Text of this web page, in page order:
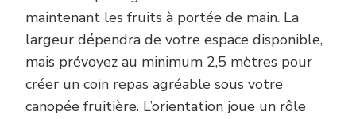
maintenant les fruits à portée de main. La
largeur dépendra de votre espace disponible,
mais prévoyez au minimum 2,5 mètres pour
créer un coin repas agréable sous votre
canopée fruitière. L’orientation joue un rôle